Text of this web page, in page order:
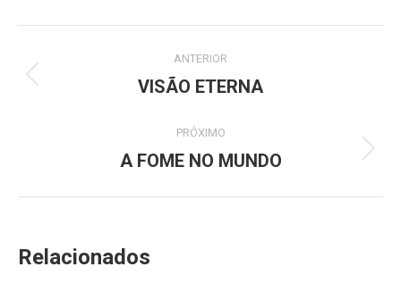
de
ANTERIOR
Post
VISÃO ETERNA
PRÓXIMO
Próximo
A FOME NO MUNDO
Relacionados